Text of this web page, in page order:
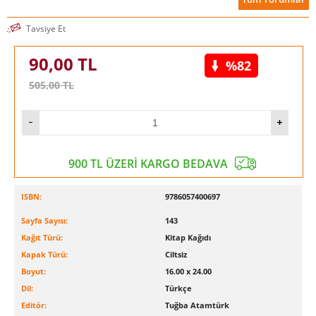
Tavsiye Et
90,00 TL
505,00TL
%82
900 TL ÜZERİ KARGO BEDAVA
ISBN: 9786057400697
Sayfa Sayısı:
143
Kağıt Türü:
Kitap Kağıdı
Kapak Türü:
Ciltsiz
Boyut:
16.00 x 24.00
Dil:
Türkçe
Editör:
Tuğba Atamtürk